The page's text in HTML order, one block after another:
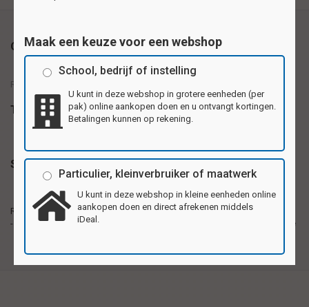
Omschrijving
Reuzewenskaart serie 11016 - Noord Europees wild
Tags
Specificaties
Reuzewenskaarten
- formaat A4
Reuzewenskaarten van stevig karton, formaat
20,5x29,5cm (A4). Per pak 4 verschillende motieven.
Ook als verjaardags, bedank- of uitnodigingskaart te
Maak een keuze voor een webshop
School, bedrijf of instelling
U kunt in deze webshop in grotere eenheden (per
pak) online aankopen doen en u ontvangt kortingen.
Betalingen kunnen op rekening.
Particulier, kleinverbruiker of maatwerk
U kunt in deze webshop in kleine eenheden online
aankopen doen en direct afrekenen middels
iDeal.